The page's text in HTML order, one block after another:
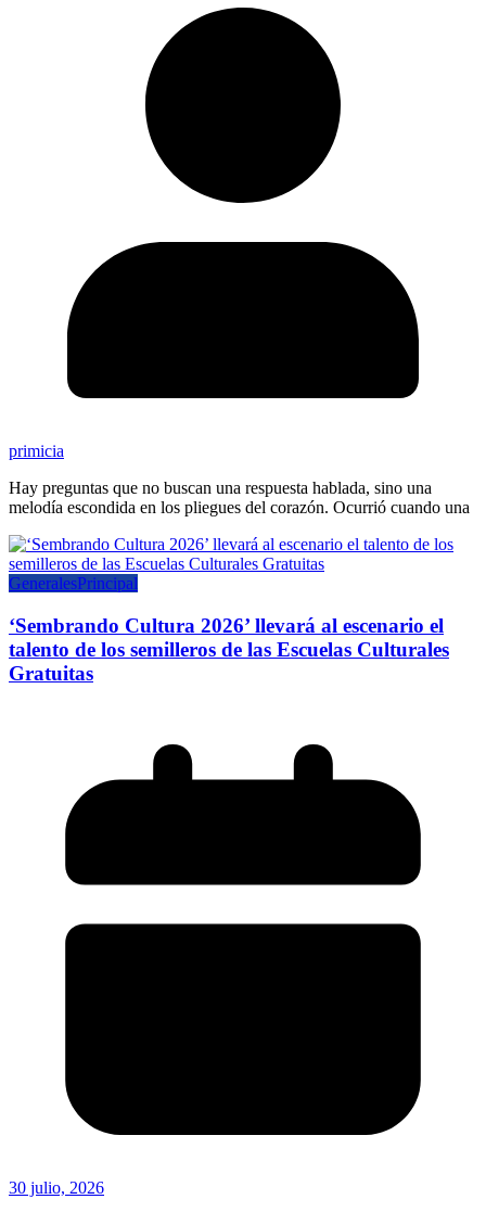
primicia
Hay preguntas que no buscan una respuesta hablada, sino una
melodía escondida en los pliegues del corazón. Ocurrió cuando una
GeneralesPrincipal
‘Sembrando Cultura 2026’ llevará al escenario el
talento de los semilleros de las Escuelas Culturales
Gratuitas
30 julio, 2026